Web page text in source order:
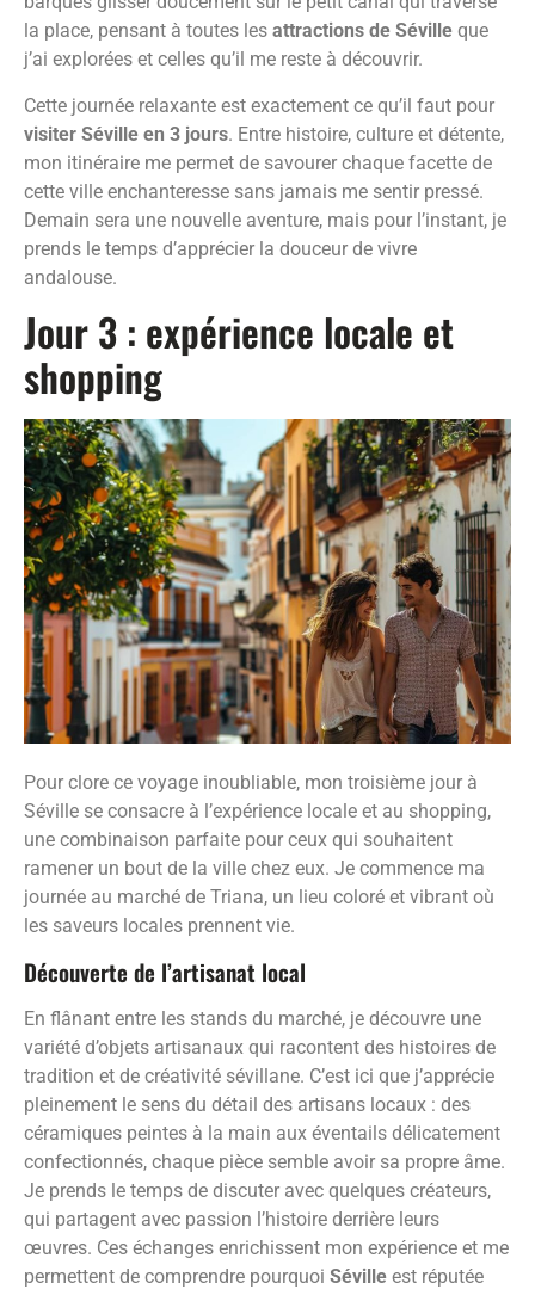
la place, pensant à toutes les attractions de Séville que
j’ai explorées et celles qu’il me reste à découvrir.
Cette journée relaxante est exactement ce qu’il faut pour
visiter Séville en 3 jours. Entre histoire, culture et détente,
mon itinéraire me permet de savourer chaque facette de
cette ville enchanteresse sans jamais me sentir pressé.
Demain sera une nouvelle aventure, mais pour l’instant, je
prends le temps d’apprécier la douceur de vivre
andalouse.
Jour 3 : expérience locale et
shopping
Pour clore ce voyage inoubliable, mon troisième jour à
Séville se consacre à l’expérience locale et au shopping,
une combinaison parfaite pour ceux qui souhaitent
ramener un bout de la ville chez eux. Je commence ma
journée au marché de Triana, un lieu coloré et vibrant où
les saveurs locales prennent vie.
Découverte de l’artisanat local
En flânant entre les stands du marché, je découvre une
variété d’objets artisanaux qui racontent des histoires de
tradition et de créativité sévillane. C’est ici que j’apprécie
pleinement le sens du détail des artisans locaux : des
céramiques peintes à la main aux éventails délicatement
confectionnés, chaque pièce semble avoir sa propre âme.
Je prends le temps de discuter avec quelques créateurs,
qui partagent avec passion l’histoire derrière leurs
œuvres. Ces échanges enrichissent mon expérience et me
permettent de comprendre pourquoi Séville est réputée